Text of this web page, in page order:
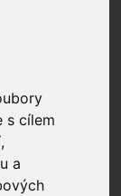
s cílem
a